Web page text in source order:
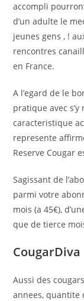
accompli
d’un adulte le
jeunes gens , !
rencontres
en France.
A l’egard de le
pratique avec
caracteristique
represente
Reserve Cougar
Sagissant de
parmi votre
mois (a 45€),
que de tierce
CougarDiva
Aussi des
annees, quantite